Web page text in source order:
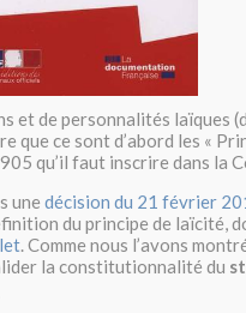
et de personnalités laïques
que ce sont d’abord les «
qu’il faut inscrire dans la
une décision du 21 février
du principe de laïcité,
. Comme nous l’avons
la constitutionnalité du